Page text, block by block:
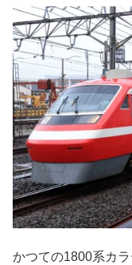
かつての1800系カラ